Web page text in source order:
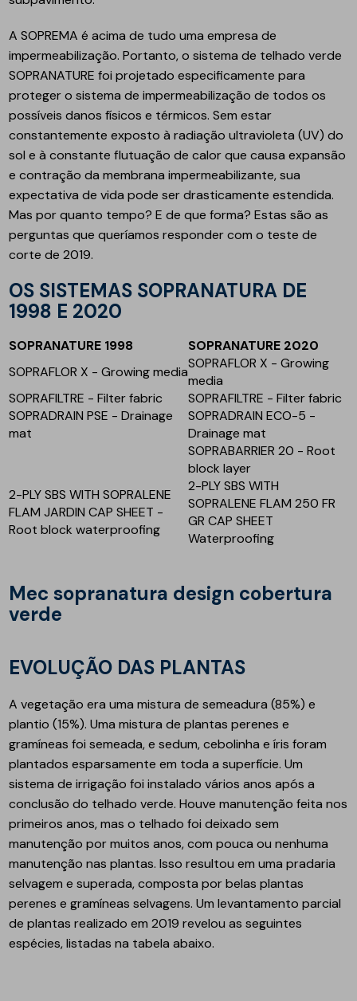
A SOPREMA é acima de tudo uma empresa de
impermeabilização. Portanto, o sistema de telhado verde
SOPRANATURE foi projetado especificamente para
proteger o sistema de impermeabilização de todos os
possíveis danos físicos e térmicos. Sem estar
constantemente exposto à radiação ultravioleta (UV) do
sol e à constante flutuação de calor que causa expansão
e contração da membrana impermeabilizante, sua
expectativa de vida pode ser drasticamente estendida.
Mas por quanto tempo? E de que forma? Estas são as
perguntas que queríamos responder com o teste de
corte de 2019.
OS SISTEMAS SOPRANATURA DE
1998 E 2020
SOPRANATURE 1998
SOPRANATURE 2020
SOPRAFLOR X - Growing media
SOPRAFLOR X - Growing
media
SOPRAFILTRE - Filter fabric
SOPRAFILTRE - Filter fabric
SOPRADRAIN PSE - Drainage
mat
SOPRADRAIN ECO-5 -
Drainage mat
SOPRABARRIER 20 - Root
block layer
2-PLY SBS WITH SOPRALENE
FLAM JARDIN CAP SHEET -
Root block waterproofing
2-PLY SBS WITH
SOPRALENE FLAM 250 FR
GR CAP SHEET
Waterproofing
mec sopranatura design cobertura
verde
EVOLUÇÃO DAS PLANTAS
A vegetação era uma mistura de semeadura (85%) e
plantio (15%). Uma mistura de plantas perenes e
gramíneas foi semeada, e sedum, cebolinha e íris foram
plantados esparsamente em toda a superfície. Um
sistema de irrigação foi instalado vários anos após a
conclusão do telhado verde. Houve manutenção feita nos
primeiros anos, mas o telhado foi deixado sem
manutenção por muitos anos, com pouca ou nenhuma
manutenção nas plantas. Isso resultou em uma pradaria
selvagem e superada, composta por belas plantas
perenes e gramíneas selvagens. Um levantamento parcial
de plantas realizado em 2019 revelou as seguintes
espécies, listadas na tabela abaixo.